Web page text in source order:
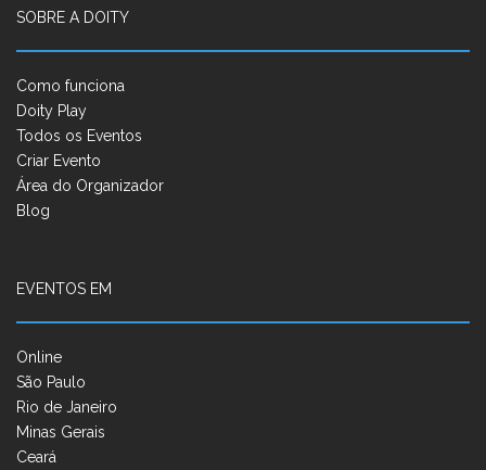
SOBRE A DOITY
Como funciona
Doity Play
Todos os Eventos
Criar Evento
Área do Organizador
Blog
EVENTOS EM
Online
São Paulo
Rio de Janeiro
Minas Gerais
Ceará